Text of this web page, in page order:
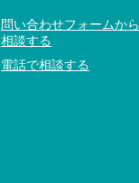
問い合わせフォームから
相談する
電話で相談する